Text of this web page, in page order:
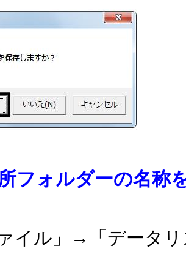
フォルダーの名称
イル」→「データ